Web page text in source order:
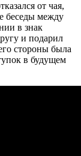
от чая,
беседы между
в знак
и подарил
стороны была
в будущем